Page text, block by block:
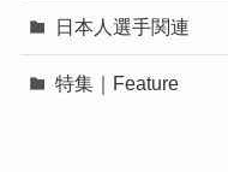
日本人選手関連
特集｜Feature